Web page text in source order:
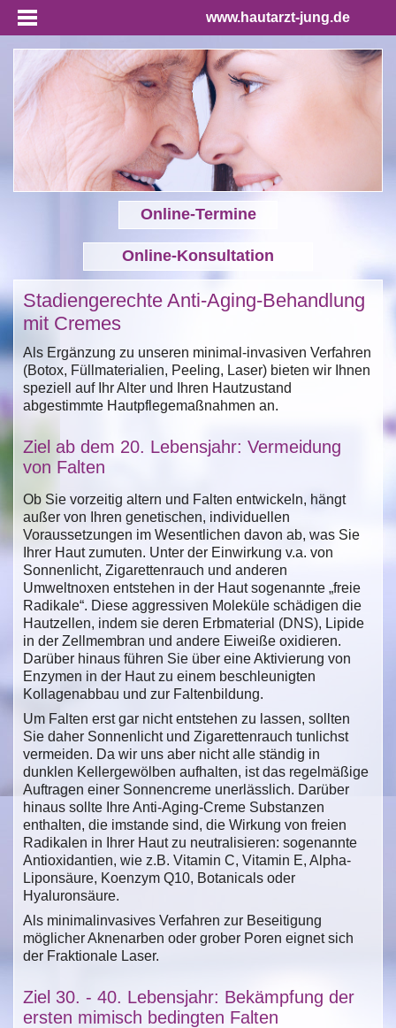
www.hautarzt-jung.de
Online-Termine
Online-Konsultation
Stadiengerechte Anti-Aging-Behandlung
mit Cremes
Als Ergänzung zu unseren minimal-invasiven Verfahren
(Botox, Füllmaterialien, Peeling, Laser) bieten wir Ihnen
speziell auf Ihr Alter und Ihren Hautzustand
abgestimmte Hautpflegemaßnahmen an.
Ziel ab dem 20. Lebensjahr: Vermeidung
von Falten
Ob Sie vorzeitig altern und Falten entwickeln, hängt
außer von Ihren genetischen, individuellen
Voraussetzungen im Wesentlichen davon ab, was Sie
Ihrer Haut zumuten. Unter der Einwirkung v.a. von
Sonnenlicht, Zigarettenrauch und anderen
Umweltnoxen entstehen in der Haut sogenannte „freie
Radikale“. Diese aggressiven Moleküle schädigen die
Hautzellen, indem sie deren Erbmaterial (DNS), Lipide
in der Zellmembran und andere Eiweiße oxidieren.
Darüber hinaus führen Sie über eine Aktivierung von
Enzymen in der Haut zu einem beschleunigten
Kollagenabbau und zur Faltenbildung.
Um Falten erst gar nicht entstehen zu lassen, sollten
Sie daher Sonnenlicht und Zigarettenrauch tunlichst
vermeiden. Da wir uns aber nicht alle ständig in
dunklen Kellergewölben aufhalten, ist das regelmäßige
Auftragen einer Sonnencreme unerlässlich. Darüber
hinaus sollte Ihre Anti-Aging-Creme Substanzen
enthalten, die imstande sind, die Wirkung von freien
Radikalen in Ihrer Haut zu neutralisieren: sogenannte
Antioxidantien, wie z.B. Vitamin C, Vitamin E, Alpha-
Liponsäure, Koenzym Q10, Botanicals oder
Hyaluronsäure.
Als minimalinvasives Verfahren zur Beseitigung
möglicher Aknenarben oder grober Poren eignet sich
der Fraktionale Laser.
Ziel 30. - 40. Lebensjahr: Bekämpfung der
ersten mimisch bedingten Falten